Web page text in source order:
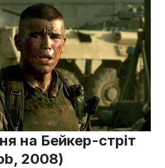
на Бейкер-стріт
2008)